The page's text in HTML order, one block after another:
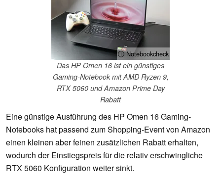
ⓘ Notebookcheck
Das HP Omen 16 ist ein günstiges
Gaming-Notebook mit AMD Ryzen 9,
RTX 5060 und Amazon Prime Day
Rabatt
Eine günstige Ausführung des HP Omen 16 Gaming-
Notebooks hat passend zum Shopping-Event von Amazon
einen kleinen aber feinen zusätzlichen Rabatt erhalten,
wodurch der Einstiegspreis für die relativ erschwingliche
RTX 5060 Konfiguration weiter sinkt.